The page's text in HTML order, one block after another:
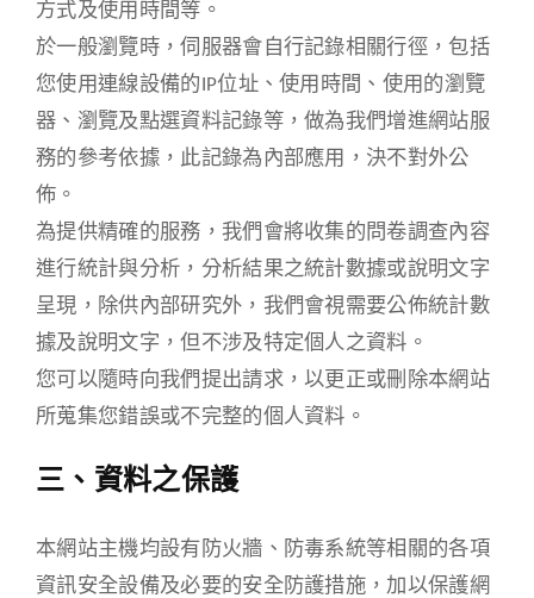
方式及使用時間等。
於一般瀏覽時，伺服器會自行記錄相關行徑，包括
您使用連線設備的IP位址、使用時間、使用的瀏覽
器、瀏覽及點選資料記錄等，做為我們增進網站服
務的參考依據，此記錄為內部應用，決不對外公
佈。
為提供精確的服務，我們會將收集的問卷調查內容
進行統計與分析，分析結果之統計數據或說明文字
呈現，除供內部研究外，我們會視需要公佈統計數
據及說明文字，但不涉及特定個人之資料。
您可以隨時向我們提出請求，以更正或刪除本網站
所蒐集您錯誤或不完整的個人資料。
三、資料之保護
本網站主機均設有防火牆、防毒系統等相關的各項
資訊安全設備及必要的安全防護措施，加以保護網